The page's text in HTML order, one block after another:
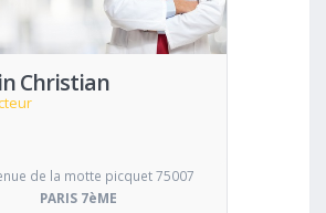
Christian
de la motte picquet 75007
PARIS 7èME